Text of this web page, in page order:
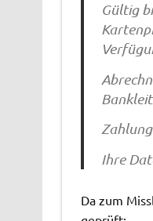
Gültig
Ihre
Da zum